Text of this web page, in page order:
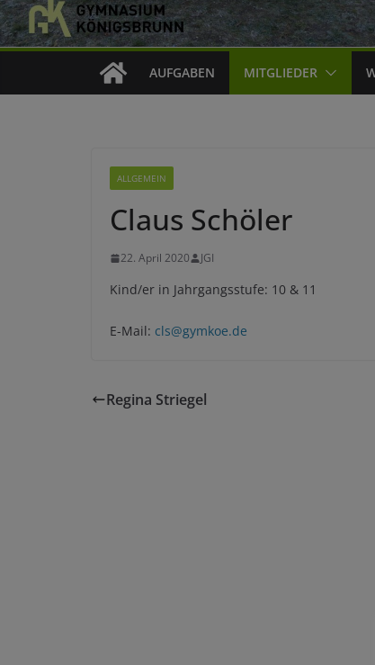
AUFGABEN MITGLIEDER
ALLGEMEIN
Claus Schöler
22. April 2020 JGI
Kind/er in Jahrgangsstufe: 10 & 11
E-Mail: cls@gymkoe.de
Regina Striegel